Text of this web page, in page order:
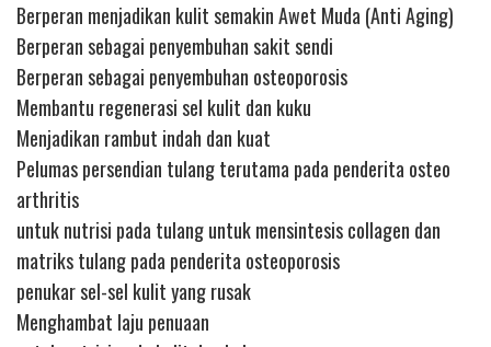
Berperan menjadikan kulit semakin Awet Muda (Anti Aging)
Berperan sebagai penyembuhan sakit sendi
Berperan sebagai penyembuhan osteoporosis
Membantu regenerasi sel kulit dan kuku
Menjadikan rambut indah dan kuat
Pelumas persendian tulang terutama pada penderita osteo
arthritis
untuk nutrisi pada tulang untuk mensintesis collagen dan
matriks tulang pada penderita osteoporosis
penukar sel-sel kulit yang rusak
Menghambat laju penuaan